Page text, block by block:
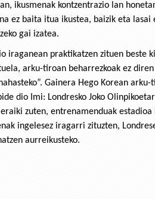
ikusmenak kontzentrazio lan
ez baita itua ikustea, baizik eta
gai izatea.
iraganean praktikatzen zituen beste
arku-tiroan beharrezkoak ez
Gainera Hego Korean
dio Imi: Londresko Joko
zuten, entrenamenduak estadioa
ingelesez iragarri zituzten,
aurreikusteko.